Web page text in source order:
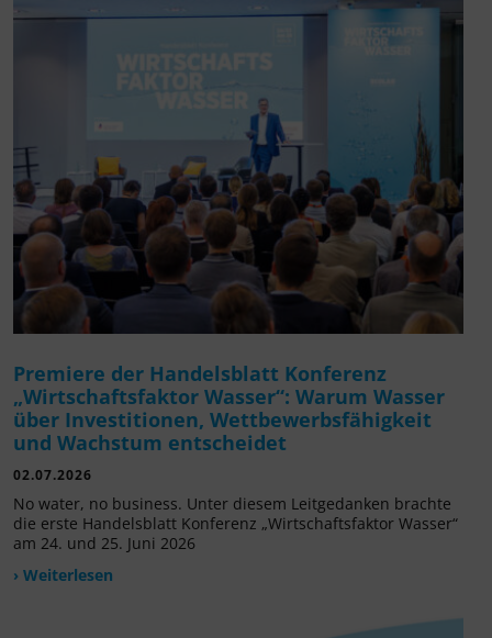
Premiere der Handelsblatt Konferenz
„Wirtschaftsfaktor Wasser“: Warum Wasser
über Investitionen, Wettbewerbsfähigkeit
und Wachstum entscheidet
02.07.2026
No water, no business. Unter diesem Leitgedanken brachte
die erste Handelsblatt Konferenz „Wirtschaftsfaktor Wasser“
am 24. und 25. Juni 2026
› Weiterlesen